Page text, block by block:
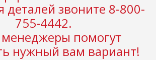
деталей звоните 8-800-
755-4442.
помогут
нужный вам вариант!